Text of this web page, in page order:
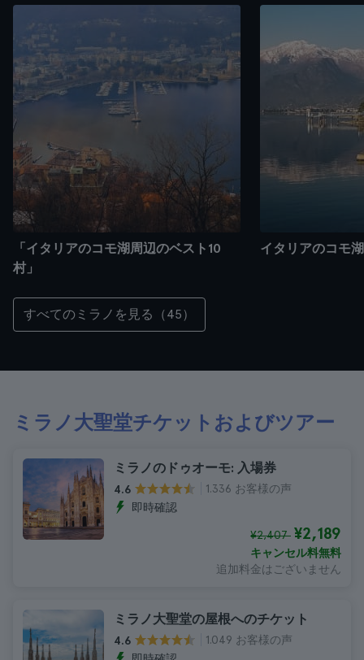
「イタリアのコモ湖周辺のベスト10
村」
イタリアのコモ
すべてのミラノを見る（45）
ミラノ大聖堂チケットおよびツアー
ミラノのドゥオーモ: 入場券
4.6
1.336 お客様の声
即時確認
¥2,407 ¥2,189
キャンセル料無料
追加料金はございません
ミラノ大聖堂の屋根へのチケット
4.6
1.049 お客様の声